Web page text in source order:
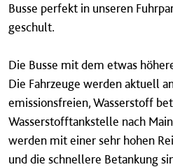
Busse perfekt in unseren
geschult.
Die Busse mit dem etwas
Die Fahrzeuge werden aktuell
emissionsfreien, Wasserstoff
Wasserstofftankstelle nach
werden mit einer sehr hohen
und die schnellere Betankung